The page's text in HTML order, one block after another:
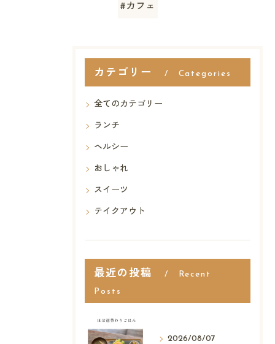
#カフェ
カテゴリー Categories
全てのカテゴリー
ランチ
ヘルシー
おしゃれ
スイーツ
テイクアウト
最近の投稿 Recent
Posts
2026/08/07